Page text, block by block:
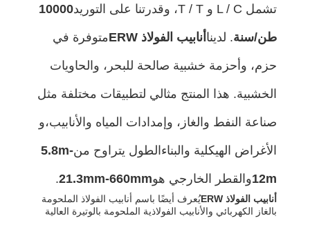
تشمل L / C و T / T، وقدرتنا على التوريد
10000
طن/سنة. لديناأنابيب الفولاذ ERW
متوفرة في
حزم، وأحزمة خشبية صالحة للبحر، والحاويات
الخشبية. هذا المنتج مثالي لتطبيقات مختلفة مثل
صناعة النفط والغاز، وإمدادات المياه والأنابيب،و
الأغراض الهيكلية والبناءالطول يتراوح من5.8m-
12mوالقطر الخارجي هو21.3mm-660mm
.
أنابيب الفولاذ ERW
يُعرف أيضًا باسم أنابيب الفولاذ الملحومة
بالغاز الكهربائي والأنابيب الفولاذية الملحومة بالوتيرة العالية